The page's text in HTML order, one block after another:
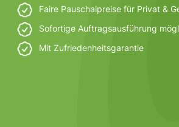
Faire Pauschalpreise für Privat &
Sofortige Auftragsausführung
Mit Zufriedenheitsgarantie